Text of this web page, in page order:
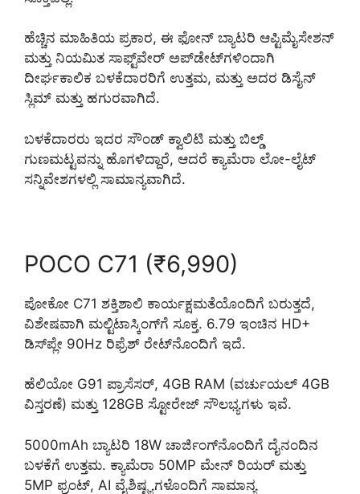
ಹೆಚ್ಚಿನ ಮಾಹಿತಿಯ ಪ್ರಕಾರ, ಈ ಫೋನ್ ಬ್ಯಾಟರಿ ಆಪ್ಟಿಮೈಸೇಶನ್
ಮತ್ತು ನಿಯಮಿತ ಸಾಫ್ಟ್‌ವೇರ್ ಅಪ್‌ಡೇಟ್‌ಗಳಿಂದಾಗಿ
ದೀರ್ಘಕಾಲಿಕ ಬಳಕೆದಾರರಿಗೆ ಉತ್ತಮ, ಮತ್ತು ಅದರ ಡಿಸೈನ್
ಸ್ಲಿಮ್ ಮತ್ತು ಹಗುರವಾಗಿದೆ.
ಬಳಕೆದಾರರು ಇದರ ಸೌಂಡ್ ಕ್ವಾಲಿಟಿ ಮತ್ತು ಬಿಲ್ಡ್
ಗುಣಮಟ್ಟವನ್ನು ಹೊಗಳಿದ್ದಾರೆ, ಆದರೆ ಕ್ಯಾಮೆರಾ ಲೋ-ಲೈಟ್
ಸನ್ನಿವೇಶಗಳಲ್ಲಿ ಸಾಮಾನ್ಯವಾಗಿದೆ.
POCO C71 (₹6,990)
ಪೋಕೋ C71 ಶಕ್ತಿಶಾಲಿ ಕಾರ್ಯಕ್ಷಮತೆಯೊಂದಿಗೆ ಬರುತ್ತದೆ,
ವಿಶೇಷವಾಗಿ ಮಲ್ಟಿಟಾಸ್ಕಿಂಗ್‌ಗೆ ಸೂಕ್ತ. 6.79 ಇಂಚಿನ HD+
ಡಿಸ್‌ಪ್ಲೇ 90Hz ರಿಫ್ರೆಶ್ ರೇಟ್‌ನೊಂದಿಗೆ ಇದೆ.
ಹೆಲಿಯೋ G91 ಪ್ರಾಸೆಸರ್, 4GB RAM (ವರ್ಚುಯಲ್ 4GB
ವಿಸ್ತರಣೆ) ಮತ್ತು 128GB ಸ್ಟೋರೇಜ್ ಸೌಲಭ್ಯಗಳು ಇವೆ.
5000mAh ಬ್ಯಾಟರಿ 18W ಚಾರ್ಜಿಂಗ್‌ನೊಂದಿಗೆ ದೈನಂದಿನ
ಬಳಕೆಗೆ ಉತ್ತಮ. ಕ್ಯಾಮೆರಾ 50MP ಮೇನ್ ರಿಯರ್ ಮತ್ತು
5MP ಫ್ರಂಟ್, AI ವೈಶಿಷ್ಟ್ಯಗಳೊಂದಿಗೆ ಸಾಮಾನ್ಯ